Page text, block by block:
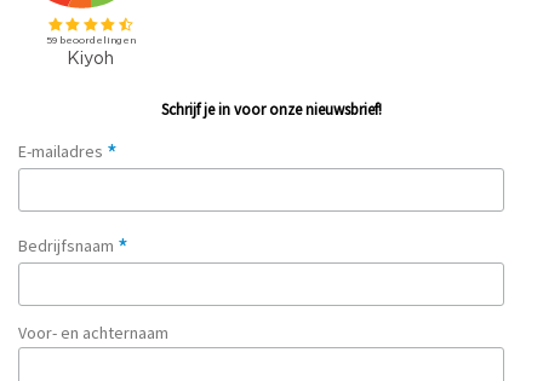
Schrijf je in voor onze nieuwsbrief!
E-mailadres *
Bedrijfsnaam *
Voor- en achternaam